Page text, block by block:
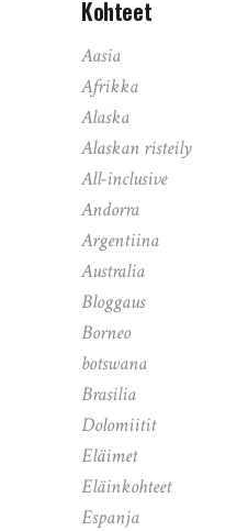
Kohteet
Aasia
Afrikka
Alaska
Alaskan risteily
All-inclusive
Andorra
Argentiina
Australia
Bloggaus
Borneo
botswana
Brasilia
Dolomiitit
Eläimet
Eläinkohteet
Espanja